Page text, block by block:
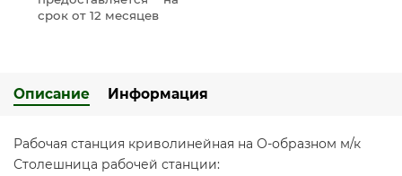
срок от 12 месяцев
Описание Информация
Рабочая станция криволинейная на О-образном м/к
Столешница рабочей станции: